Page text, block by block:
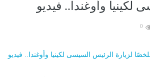
لكينيا وأوغندا.. فيديو
0